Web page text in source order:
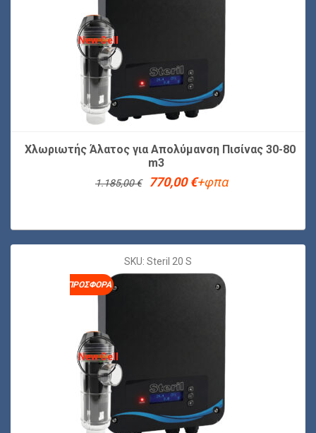
New Cell
Χλωριωτής Άλατος για Απολύμανση Πισίνας 30-80
m3
1.185,00€
Original
1.185,00 €.
770,00€Η
είναι:
770,00 €.
+φπα
SKU: Steril 20 S
New Cell
ΠΡΟΣΦΟΡΆ